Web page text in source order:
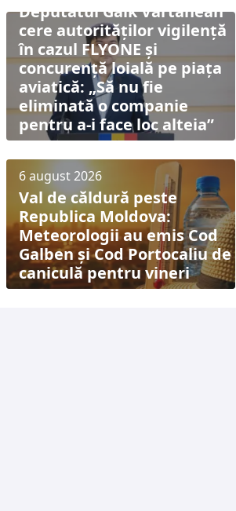
Deputatul Gaik Vartanean
cere autorităților vigilență
în cazul FLYONE și
concurență loială pe piața
aviatică: „Să nu fie
eliminată o companie
pentru a-i face loc alteia”
6 august 2026
Val de căldură peste
Republica Moldova:
Meteorologii au emis Cod
Galben și Cod Portocaliu de
caniculă pentru vineri